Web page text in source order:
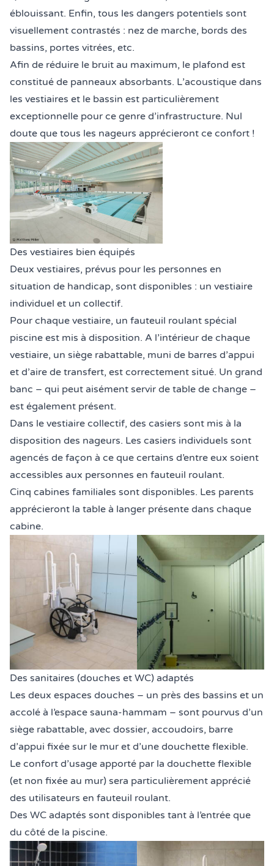
éblouissant. Enfin, tous les dangers potentiels sont
visuellement contrastés : nez de marche, bords des
bassins, portes vitrées, etc.
Afin de réduire le bruit au maximum, le plafond est
constitué de panneaux absorbants. L’acoustique dans
les vestiaires et le bassin est particulièrement
exceptionnelle pour ce genre d’infrastructure. Nul
doute que tous les nageurs apprécieront ce confort !
Des vestiaires bien équipés
Deux vestiaires, prévus pour les personnes en
situation de handicap, sont disponibles : un vestiaire
individuel et un collectif.
Pour chaque vestiaire, un fauteuil roulant spécial
piscine est mis à disposition. A l’intérieur de chaque
vestiaire, un siège rabattable, muni de barres d’appui
et d’aire de transfert, est correctement situé. Un grand
banc – qui peut aisément servir de table de change –
est également présent.
Dans le vestiaire collectif, des casiers sont mis à la
disposition des nageurs. Les casiers individuels sont
agencés de façon à ce que certains d’entre eux soient
accessibles aux personnes en fauteuil roulant.
Cinq cabines familiales sont disponibles. Les parents
apprécieront la table à langer présente dans chaque
cabine.
Des sanitaires (douches et WC) adaptés
Les deux espaces douches – un près des bassins et un
accolé à l’espace sauna-hammam – sont pourvus d’un
siège rabattable, avec dossier, accoudoirs, barre
d’appui fixée sur le mur et d’une douchette flexible.
Le confort d’usage apporté par la douchette flexible
(et non fixée au mur) sera particulièrement apprécié
des utilisateurs en fauteuil roulant.
Des WC adaptés sont disponibles tant à l’entrée que
du côté de la piscine.